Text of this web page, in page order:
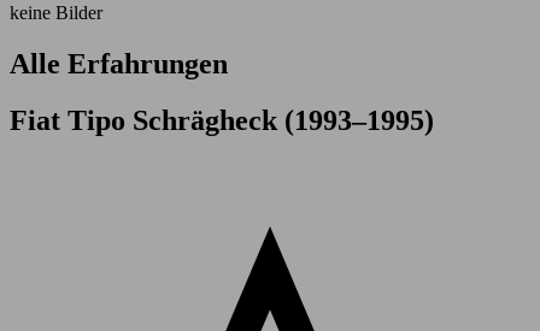
keine Bilder
Alle Erfahrungen
Fiat Tipo Schrägheck (1993–1995)